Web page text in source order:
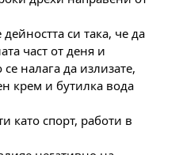
си така, че да
част от деня и
налага да излизате,
крем и бутилка вода
като спорт, работи в